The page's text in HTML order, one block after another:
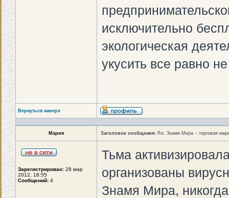
исключительно
экологическая
укусить все равно
Вернуться наверх
Мария Заголовок сообщения: Re: Знамя Мира – торговая
Зарегистрирован: 28 мар
2012, 18:55
Сообщений: 4
Тьма
организованы
Знамя Мира,